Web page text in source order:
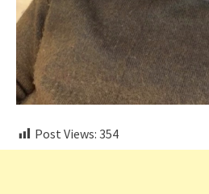
Post Views: 354